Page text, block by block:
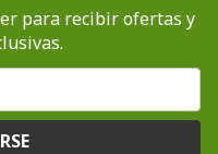
para recibir ofertas y